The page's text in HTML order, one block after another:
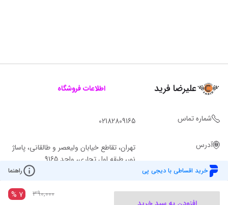
خرید اقساطی با دیجی پی راهنما
390,000
7
%
علیرضا فرید اطلاعات فروشگاه
شماره تماس 02182809165
آدرس
تهران، تقاطع خیابان ولیعصر و طالقانی، پاساژ
نور، طبقه اول تجاری، واحد 9165